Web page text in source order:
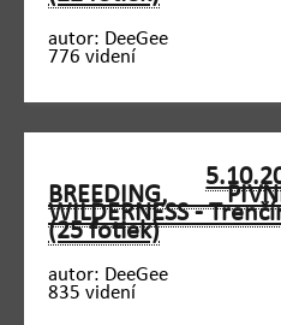
autor: DeeGee
776 videní
BREEDING,
WILDERNESS -
(25 fotiek)
autor: DeeGee
835 videní